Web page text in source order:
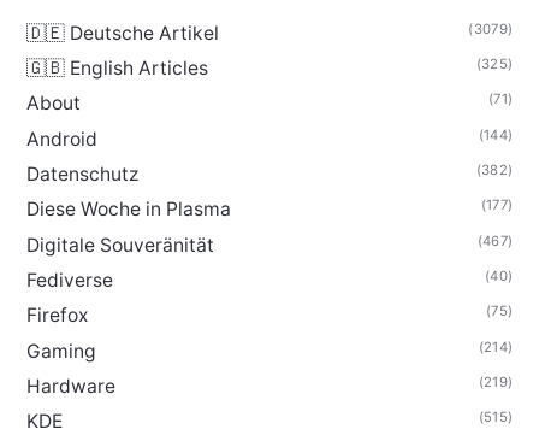
🇩🇪 Deutsche Artikel (3079)
🇬🇧 English Articles (325)
About (71)
Android (144)
Datenschutz (382)
Diese Woche in Plasma (177)
Digitale Souveränität (467)
Fediverse (40)
Firefox (75)
Gaming (214)
Hardware (219)
KDE (515)